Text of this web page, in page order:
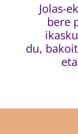
Jolas-
bere
du,